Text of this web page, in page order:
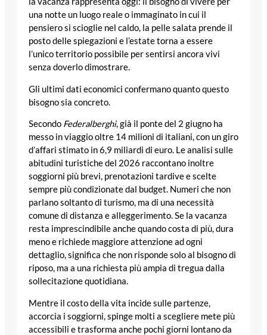
una notte un luogo reale o immaginato in cui il
pensiero si scioglie nel caldo, la pelle salata prende il
posto delle spiegazioni e l’estate torna a essere
l’unico territorio possibile per sentirsi ancora vivi
senza doverlo dimostrare.
Gli ultimi dati economici confermano quanto questo
bisogno sia concreto.
Secondo Federalberghi, già il ponte del 2 giugno ha
messo in viaggio oltre 14 milioni di italiani, con un giro
d’affari stimato in 6,9 miliardi di euro. Le analisi sulle
abitudini turistiche del 2026 raccontano inoltre
soggiorni più brevi, prenotazioni tardive e scelte
sempre più condizionate dal budget. Numeri che non
parlano soltanto di turismo, ma di una necessità
comune di distanza e alleggerimento. Se la vacanza
resta imprescindibile anche quando costa di più, dura
meno e richiede maggiore attenzione ad ogni
dettaglio, significa che non risponde solo al bisogno di
riposo, ma a una richiesta più ampia di tregua dalla
sollecitazione quotidiana.
Mentre il costo della vita incide sulle partenze,
accorcia i soggiorni, spinge molti a scegliere mete più
accessibili e trasforma anche pochi giorni lontano da